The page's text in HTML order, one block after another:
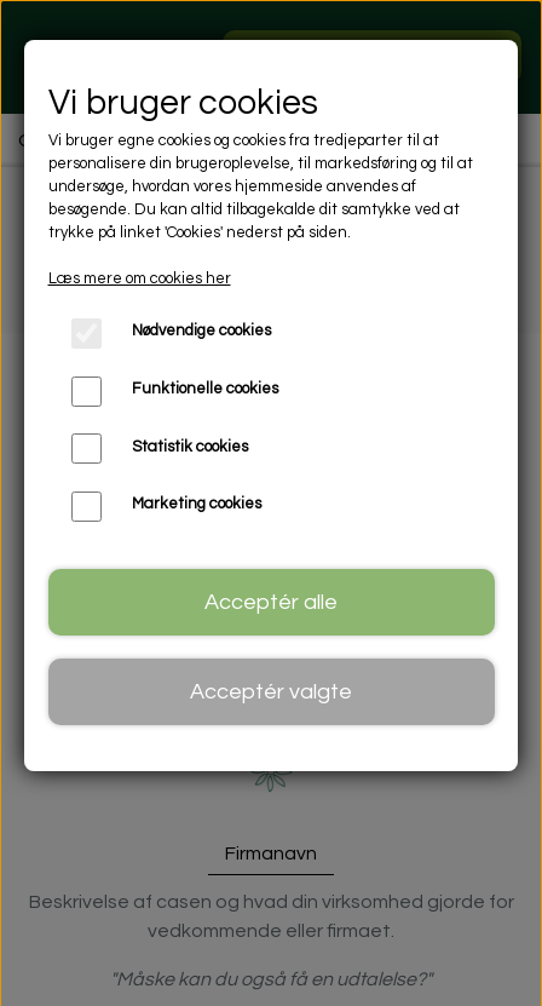
Overnatning Viborg
Referencer og kundehistorier
Beskrivelse af casen og hvad din virksomhed gjorde for
Firmanavn
Beskrivelse af casen og hvad din virksomhed gjorde for
vedkommende eller firmaet.
"Måske kan du også få en udtalelse?"
Vi bruger cookies
Vi bruger egne cookies og cookies fra tredjeparter til at
personalisere din brugeroplevelse, til markedsføring og til at
undersøge, hvordan vores hjemmeside anvendes af
besøgende. Du kan altid tilbagekalde dit samtykke ved at
trykke på linket 'Cookies' nederst på siden.
Læs mere om cookies her
Nødvendige cookies
Funktionelle cookies
Statistik cookies
Marketing cookies
Acceptér alle
Acceptér valgte